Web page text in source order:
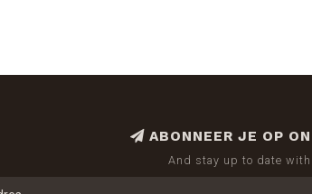
ABONNEER JE OP
And stay up to date